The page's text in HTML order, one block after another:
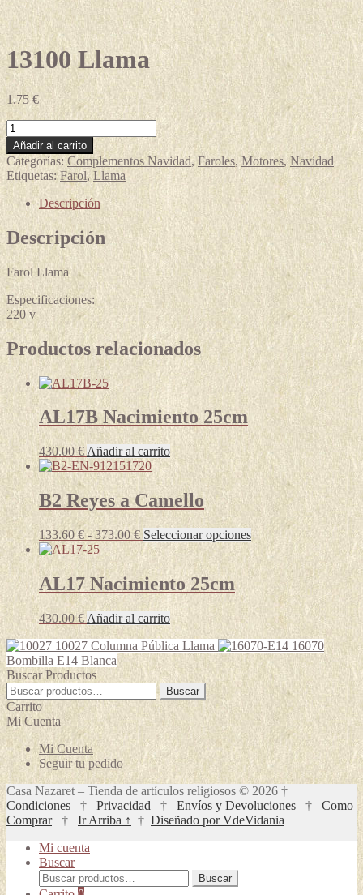
13100 Llama
1.75 €
13100
Llama
cantidad
Añadir al carrito
Categorías: Complementos Navidad,Faroles,Motores,Navidad
Etiquetas:Farol,Llama
Descripción
Descripción
Farol Llama
Especificaciones:
220 v
Productos relacionados
AL17B Nacimiento 25cm
430.00€ Añadir al carrito
B2 Reyes a Camello
133.60€ - 373.00€Rango
de
precios:
desde
133.60 €
hasta
373.00 €
Seleccionar opcionesEste
producto
tiene
múltiples
variantes.
Las
opciones
se
pueden
elegir
en
la
página
de
producto
AL17 Nacimiento 25cm
430.00€ Añadir al carrito
10027 Columna Pública Llama
16070
Bombilla E14 Blanca
Buscar Productos
Buscar
por:
Buscar
Carrito
Mi Cuenta
Mi Cuenta
Seguir tu pedido
Casa Nazaret – Tienda de artículos religiosos © 2026 †
Condiciones † Privacidad † Envíos y Devoluciones † Como
Comprar† Ir Arriba ↑ † Diseñado por VdeVidania
Mi cuenta
Buscar
Buscar
por:
Buscar